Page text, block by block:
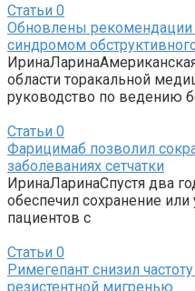
Статьи 0
Обновлены
синдромом
области торакальной
руководство по ведению
Статьи 0
Фарицимаб позволил
заболеваниях сетчатки
ИринаЛаринаСпустя два
обеспечил сохранение
пациентов с
Статьи 0
Римегепант снизил
резистентной мигренью